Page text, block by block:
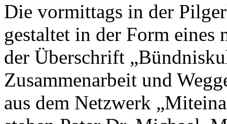
Die vormittags in der
gestaltet in der Form
der Überschrift
Zusammenarbeit und
aus dem Netzwerk